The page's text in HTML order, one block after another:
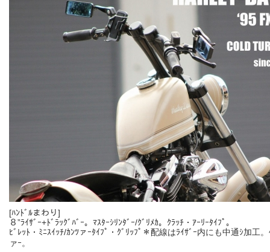
[ﾊﾝﾄﾞﾙまわり]
８”ﾗｲｻﾞｰ+ﾄﾞﾗｯｸﾞﾊﾞｰ。ﾏｽﾀｰｼﾘﾝﾀﾞｰ/ｸﾞﾘﾒｶ。ｸﾗｯﾁ・ｱｰﾘｰﾀｲﾌﾟ。
ﾋﾞﾚｯﾄ・ﾐﾆｽｲｯﾁ/ｶﾝﾂァｰﾀｲﾌﾟ・ｸﾞﾘｯﾌﾟ＊配線はﾗｲｻﾞｰ内にも中通ｼ加工
ァｰ。